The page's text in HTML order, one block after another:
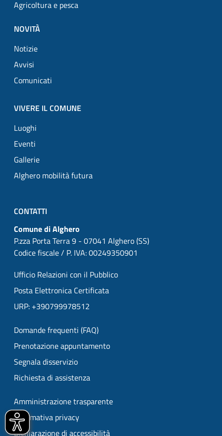
Agricoltura e pesca
NOVITÀ
Notizie
Avvisi
Comunicati
VIVERE IL COMUNE
Luoghi
Eventi
Gallerie
Alghero mobilità futura
CONTATTI
Comune di Alghero
P.zza Porta Terra 9 - 07041 Alghero (SS)
Codice fiscale / P. IVA: 00249350901
Ufficio Relazioni con il Pubblico
Posta Elettronica Certificata
URP: +390799978512
Domande frequenti (FAQ)
Prenotazione appuntamento
Segnala disservizio
Richiesta di assistenza
Amministrazione trasparente
Informativa privacy
Dichiarazione di accessibilità